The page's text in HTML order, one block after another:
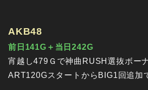
AKB48
前日141G＋当日242G
宵越し479Ｇで神曲RUSH選抜ボー
ART120GスタートからBIG1回追加